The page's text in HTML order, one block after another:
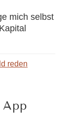
mich selbst
reden